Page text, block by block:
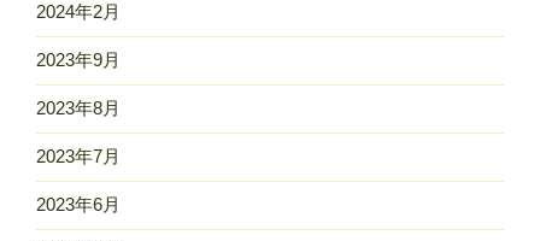
2024年2月
2023年9月
2023年8月
2023年7月
2023年6月